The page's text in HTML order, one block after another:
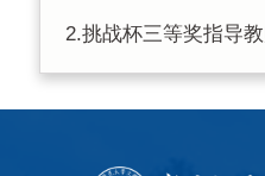
2.挑战杯三等奖指导教